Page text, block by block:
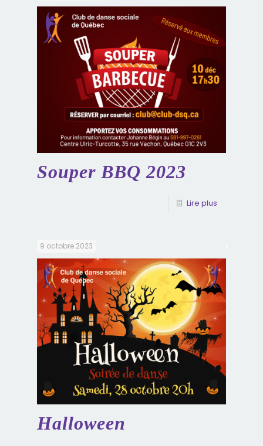
Souper BBQ 2023
Lire plus
9 octobre 2023
Halloween